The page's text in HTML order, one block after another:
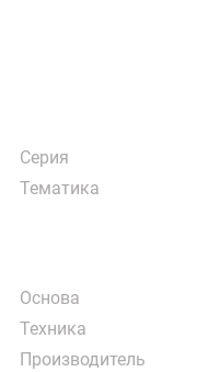
Серия
Тематика
Основа
Техника
Производитель